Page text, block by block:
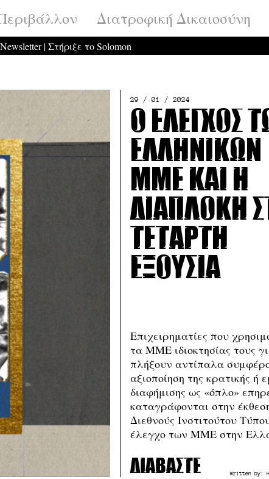
Διατροφική Δικαιοσύνη
Newsletter|Στήριξε το Solomon
29 / 01 / 2024
Ο έλεγχος
ελληνικών
ΜΜΕ και η
διαπλοκή
τέταρτη
εξουσία
Επιχειρηματίες που
τα ΜΜΕ ιδιοκτησίας τους
πλήξουν αντίπαλα
αξιοποίηση της κρατικής ή
διαφήμισης ως «όπλο»
καταγράφονται στην
Διεθνούς Ινστιτούτου
έλεγχο των ΜΜΕ στην
Διαβάστε Written by: